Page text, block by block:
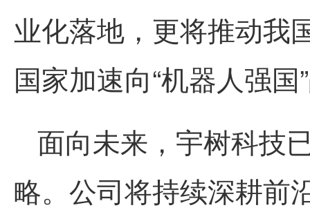
业化落地，更将推动我
国家加速向“机器人强
面向未来， 宇树科技
略。公司将持续深耕前